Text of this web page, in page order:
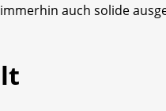
auch solide